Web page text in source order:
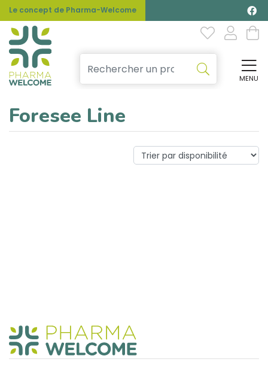
Le concept de Pharma-Welcome
MENU
Foresee Line